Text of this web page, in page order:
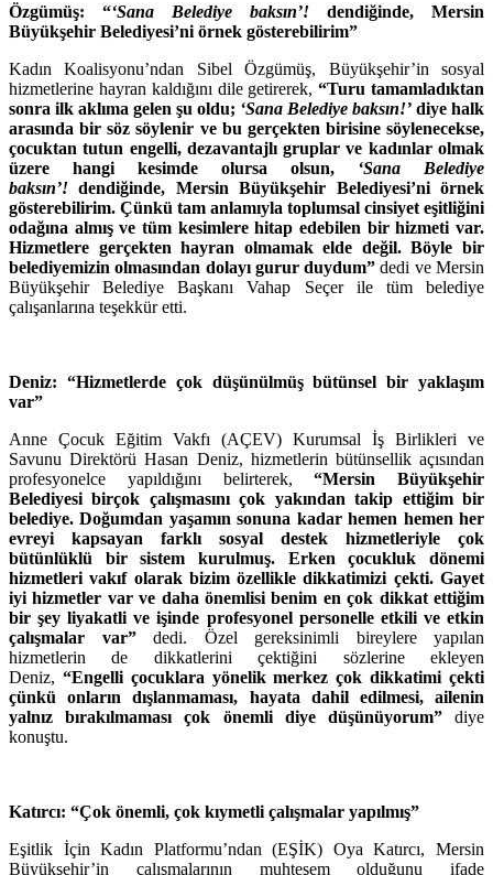
Özgümüş: “‘Sana Belediye baksın’! dendiğinde, Mersin
Büyükşehir Belediyesi’ni örnek gösterebilirim”
Kadın Koalisyonu’ndan Sibel Özgümüş, Büyükşehir’in sosyal
hizmetlerine hayran kaldığını dile getirerek,“Turu tamamladıktan
sonra ilk aklıma gelen şu oldu; ‘Sana Belediye baksın!’ diye halk
arasında bir söz söylenir ve bu gerçekten birisine söylenecekse,
çocuktan tutun engelli, dezavantajlı gruplar ve kadınlar olmak
üzere hangi kesimde olursa olsun, ‘Sana Belediye
baksın’! dendiğinde, Mersin Büyükşehir Belediyesi’ni örnek
gösterebilirim. Çünkü tam anlamıyla toplumsal cinsiyet eşitliğini
odağına almış ve tüm kesimlere hitap edebilen bir hizmeti var.
Hizmetlere gerçekten hayran olmamak elde değil. Böyle bir
belediyemizin olmasından dolayı gurur duydum”dedi ve Mersin
Büyükşehir Belediye Başkanı Vahap Seçer ile tüm belediye
çalışanlarına teşekkür etti.
Deniz: “Hizmetlerde çok düşünülmüş bütünsel bir yaklaşım
var”
Anne Çocuk Eğitim Vakfı (AÇEV) Kurumsal İş Birlikleri ve
Savunu Direktörü Hasan Deniz, hizmetlerin bütünsellik açısından
profesyonelce yapıldığını belirterek,“Mersin Büyükşehir
Belediyesi birçok çalışmasını çok yakından takip ettiğim bir
belediye. Doğumdan yaşamın sonuna kadar hemen hemen her
evreyi kapsayan farklı sosyal destek hizmetleriyle çok
bütünlüklü bir sistem kurulmuş. Erken çocukluk dönemi
hizmetleri vakıf olarak bizim özellikle dikkatimizi çekti. Gayet
iyi hizmetler var ve daha önemlisi benim en çok dikkat ettiğim
bir şey liyakatli ve işinde profesyonel personelle etkili ve etkin
çalışmalar var” dedi. Özel gereksinimli bireylere yapılan
hizmetlerin de dikkatlerini çektiğini sözlerine ekleyen
Deniz, “Engelli çocuklara yönelik merkez çok dikkatimi çekti
çünkü onların dışlanmaması, hayata dahil edilmesi, ailenin
yalnız bırakılmaması çok önemli diye düşünüyorum” diye
konuştu.
Katırcı: “Çok önemli, çok kıymetli çalışmalar yapılmış”
Eşitlik İçin Kadın Platformu’ndan (EŞİK) Oya Katırcı, Mersin
Büyükşehir’in çalışmalarının muhteşem olduğunu ifade